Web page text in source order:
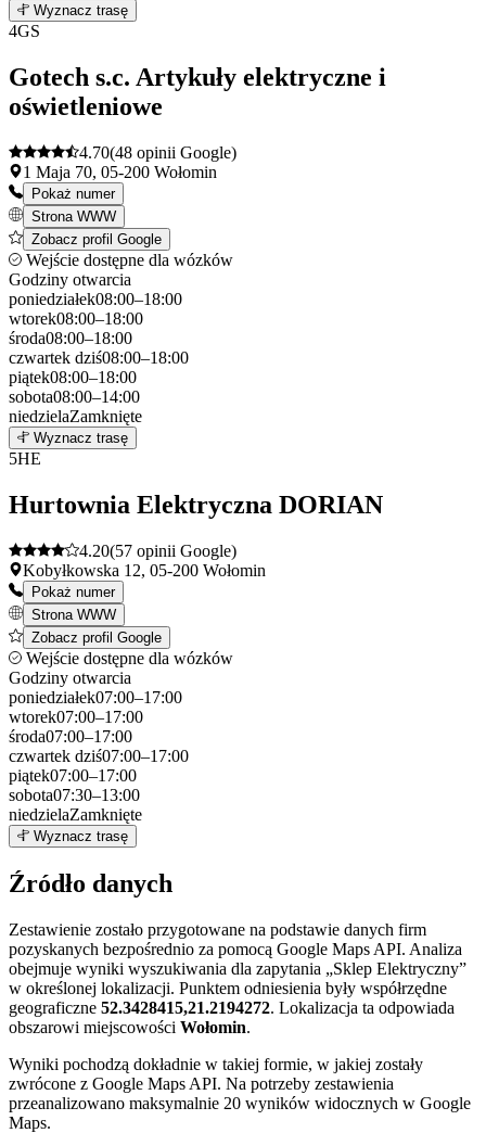
+
Wyznacz trasę
4GS
Gotech s.c. Artykuły elektryczne i
oświetleniowe
4.70(48 opinii Google)
1 Maja 70, 05-200 Wołomin
Pokaż numer
Strona WWW
Zobacz profil Google
Wejście dostępne dla wózków
Godziny otwarcia
poniedziałek08:00–18:00
wtorek08:00–18:00
środa08:00–18:00
czwartek dziś08:00–18:00
piątek08:00–18:00
sobota08:00–14:00
niedzielaZamknięte
+
Wyznacz trasę
5HE
Hurtownia Elektryczna DORIAN
4.20(57 opinii Google)
Kobyłkowska 12, 05-200 Wołomin
Pokaż numer
Strona WWW
Zobacz profil Google
Wejście dostępne dla wózków
Godziny otwarcia
poniedziałek07:00–17:00
wtorek07:00–17:00
środa07:00–17:00
czwartek dziś07:00–17:00
piątek07:00–17:00
sobota07:30–13:00
niedzielaZamknięte
+
−
Wyznacz trasę
Źródło danych
Zestawienie zostało przygotowane na podstawie danych firm
pozyskanych bezpośrednio za pomocą Google Maps API. Analiza
obejmuje wyniki wyszukiwania dla zapytania „Sklep Elektryczny”
w określonej lokalizacji. Punktem odniesienia były współrzędne
geograficzne 52.3428415,21.2194272. Lokalizacja ta odpowiada
obszarowi miejscowości Wołomin.
Wyniki pochodzą dokładnie w takiej formie, w jakiej zostały
zwrócone z Google Maps API. Na potrzeby zestawienia
przeanalizowano maksymalnie 20 wyników widocznych w Google
Maps.